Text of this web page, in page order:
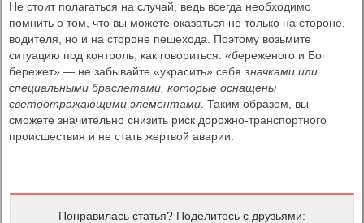
Не стоит полагаться на случай, ведь всегда необходимо
помнить о том, что вы можете оказаться не только на стороне,
водителя, но и на стороне пешехода. Поэтому возьмите
ситуацию под контроль, как говориться: «береженого и Бог
бережет» — не забывайте «украсить» себязначками или
специальными браслетами, которые оснащены
светоотражающими элементами . Таким образом, вы
сможете значительно снизить риск дорожно-транспортного
происшествия и не стать жертвой аварии.
Понравилась статья? Поделитесь с друзьями: